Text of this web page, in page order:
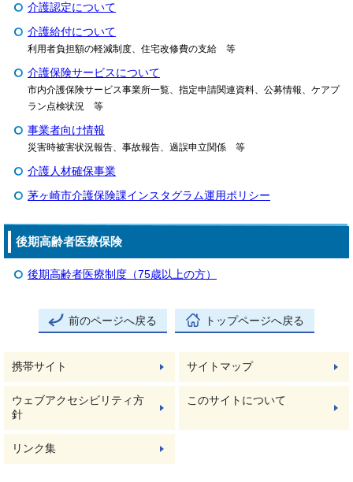
介護認定について
介護給付について
利用者負担額の軽減制度、住宅改修費の支給 等
介護保険サービスについて
市内介護保険サービス事業所一覧、指定申請関連資料、公募情報、ケアプ
ラン点検状況 等
事業者向け情報
災害時被害状況報告、事故報告、過誤申立関係 等
介護人材確保事業
茅ヶ崎市介護保険課インスタグラム運用ポリシー
後期高齢者医療保険
後期高齢者医療制度（75歳以上の方）
前のページへ戻る トップページへ戻る
携帯サイト サイトマップ
ウェブアクセシビリティ方
針
このサイトについて
リンク集